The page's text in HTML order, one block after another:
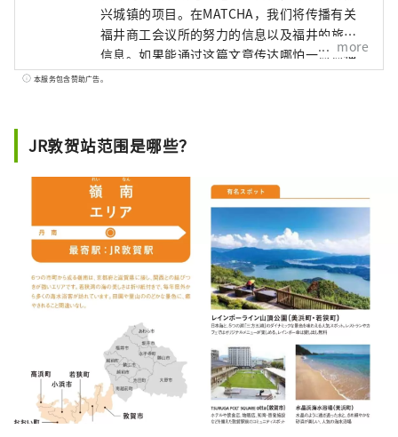
兴城镇的项目。在MATCHA，我们将传播有关
福井商工会议所的努力的信息以及福井的旅游
信息。如果能通过这篇文章传达哪怕一点点福
井的魅力的话我就很开心了。
more
本服务包含赞助广告。
JR敦贺站范围是哪些？